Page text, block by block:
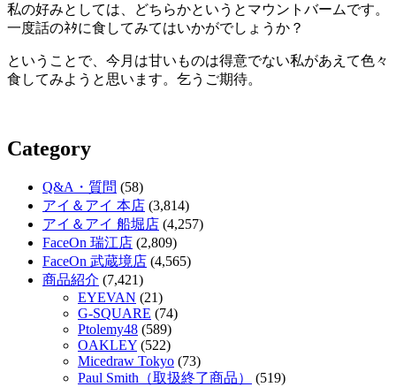
私の好みとしては、どちらかというとマウントバームです。
一度話のﾈﾀに食してみてはいかがでしょうか？
ということで、今月は甘いものは得意でない私があえて色々
食してみようと思います。乞うご期待。
Category
Q&A・質問 (58)
アイ＆アイ 本店 (3,814)
アイ＆アイ 船堀店 (4,257)
FaceOn 瑞江店 (2,809)
FaceOn 武蔵境店 (4,565)
商品紹介 (7,421)
EYEVAN (21)
G-SQUARE (74)
Ptolemy48 (589)
OAKLEY (522)
Micedraw Tokyo (73)
Paul Smith（取扱終了商品）
(519)